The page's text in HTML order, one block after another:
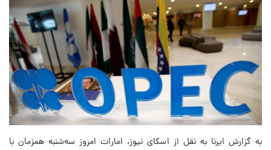
به گزارش ایرنا به نقل از اسکای نیوز، امارات امروز سه‌شنبه همزمان با